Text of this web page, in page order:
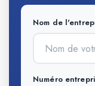
Nom de
Numéro